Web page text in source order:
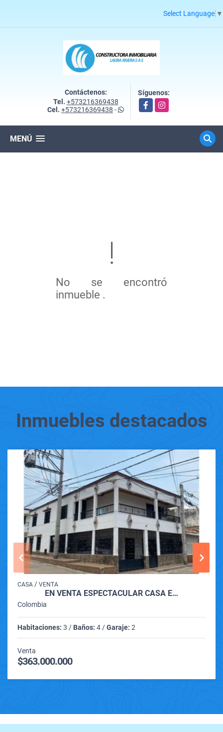
Select Language ▼
Contáctenos:
Tel. +573216369438
Cel. +573216369438 -
Síguenos:
FacebookInstagram
MENÚ
No se encontró
inmueble .
Inmuebles destacados
CASA / VENTA
EN VENTA ESPECTACULAR CASA E…
Colombia
Habitaciones: 3 / Baños: 4 /Garaje: 2
Venta
$363.000.000